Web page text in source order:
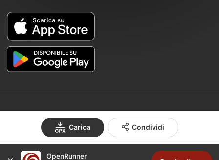
Carica Condividi
Crea un account
OpenRunner